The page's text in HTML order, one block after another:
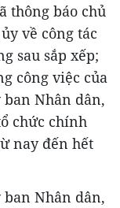
thông báo chủ
về công tác
sau sắp xếp;
công việc của
Nhân dân,
chức chính
nay đến hết
Nhân dân,